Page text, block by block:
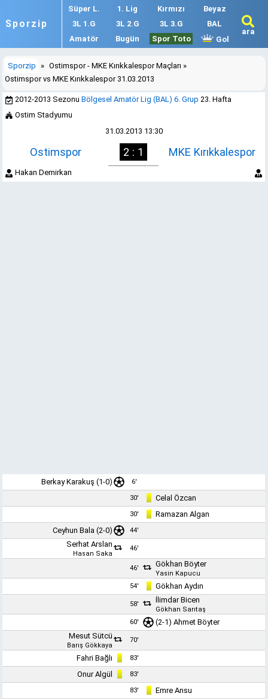
Sporzip
Süper L. 1. Lig Kırmızı
Beyaz
3L 1.G
3L 2.G 3L 3.G
BAL
Amatör
Bugün Spor Toto Gol
ara
Sporzip » Ostimspor - MKE Kırıkkalespor Maçları »
Ostimspor vs MKE Kırıkkalespor 31.03.2013
2012-2013 SezonuBölgesel Amatör Lig (BAL) 6. Grup 23. Hafta
Ostim Stadyumu
31.03.2013 13:30
Ostimspor 2 : 1 MKE Kırıkkalespor
Hakan Demirkan
Berkay Karakuş (1-0) 6'
30' Celal Özcan
30'
Ramazan Algan
Ceyhun Bala (2-0) 44'
Serhat Arslan
Hasan Saka
46'
46' Gökhan Böyter
Yasin Kapucu
54'
Gökhan Aydın
58' İlimdar Bicen
Gökhan Sarıtaş
60'
(2-1) Ahmet Böyter
Mesut Sütcü
Barış Gökkaya
70'
Fahri Bağlı 83'
Onur Algül 83'
83' Emre Arısu